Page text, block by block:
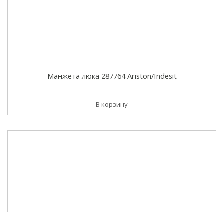
Манжета люка 287764 Ariston/Indesit
В корзину